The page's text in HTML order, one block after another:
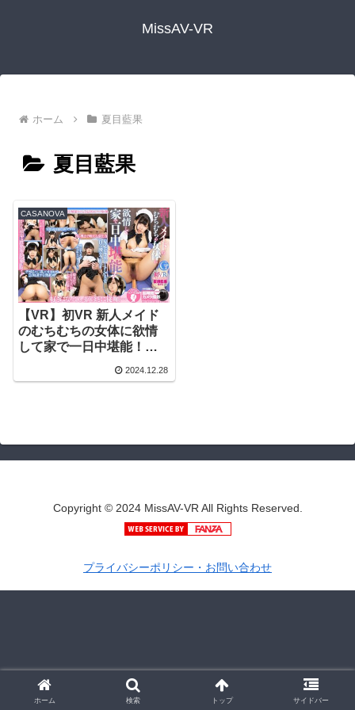
MissAV-VR
ホーム 夏目藍果
夏目藍果
CASANOVA
【VR】初VR 新人メイド
のむちむちの女体に欲情
して家で一日中堪能！夏
| ピエール
2024.12.28
Copyright © 2024 MissAV-VR All Rights Reserved.
プライバシーポリシー・お問い合わせ
ホーム 検索 トップ サイドバー